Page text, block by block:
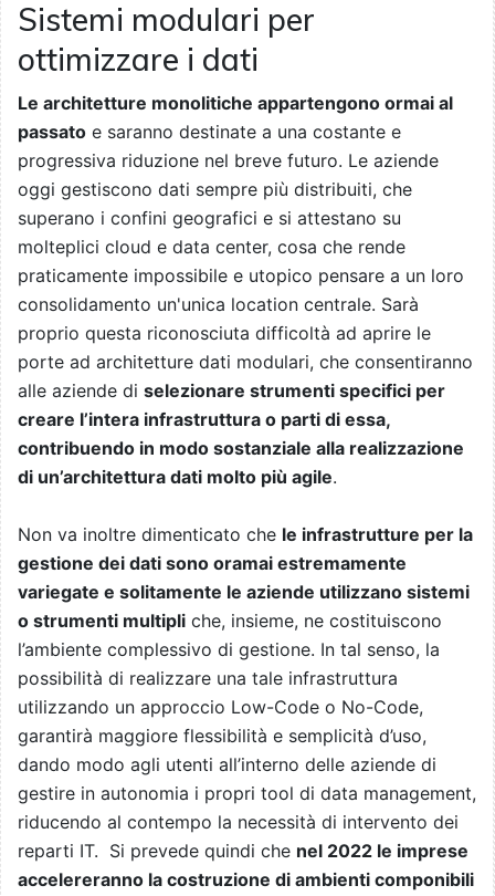
Sistemi modulari per
ottimizzare i dati
Le architetture monolitiche appartengono ormai al
passato e saranno destinate a una costante e
progressiva riduzione nel breve futuro. Le aziende
oggi gestiscono dati sempre più distribuiti, che
superano i confini geografici e si attestano su
molteplici cloud e data center, cosa che rende
praticamente impossibile e utopico pensare a un loro
consolidamento un'unica location centrale. Sarà
proprio questa riconosciuta difficoltà ad aprire le
porte ad architetture dati modulari, che consentiranno
alle aziende di selezionare strumenti specifici per
creare l’intera infrastruttura o parti di essa,
contribuendo in modo sostanziale alla realizzazione
di un’architettura dati molto più agile.
Non va inoltre dimenticato che le infrastrutture per la
gestione dei dati sono oramai estremamente
variegate e solitamente le aziende utilizzano sistemi
o strumenti multipli che, insieme, ne costituiscono
l’ambiente complessivo di gestione. In tal senso, la
possibilità di realizzare una tale infrastruttura
utilizzando un approccio Low-Code o No-Code,
garantirà maggiore flessibilità e semplicità d’uso,
dando modo agli utenti all’interno delle aziende di
gestire in autonomia i propri tool di data management,
riducendo al contempo la necessità di intervento dei
reparti IT. Si prevede quindi che nel 2022 le imprese
accelereranno la costruzione di ambienti componibili